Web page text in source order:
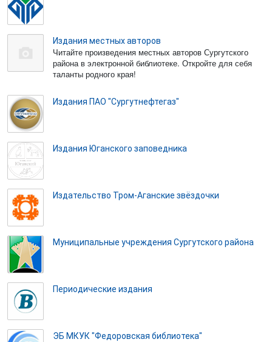
Издания местных авторов
Читайте произведения местных авторов Сургутского
района в электронной библиотеке. Откройте для себя
таланты родного края!
Издания ПАО "Сургутнефтегаз"
Издания Юганского заповедника
Издательство Тром-Аганские звёздочки
Муниципальные учреждения Сургутского района
Периодические издания
ЭБ МКУК "Федоровская библиотека"